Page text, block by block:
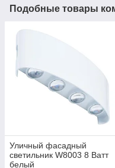
Подобные товары
Уличный фасадный
светильник W8003 8 Ватт
белый